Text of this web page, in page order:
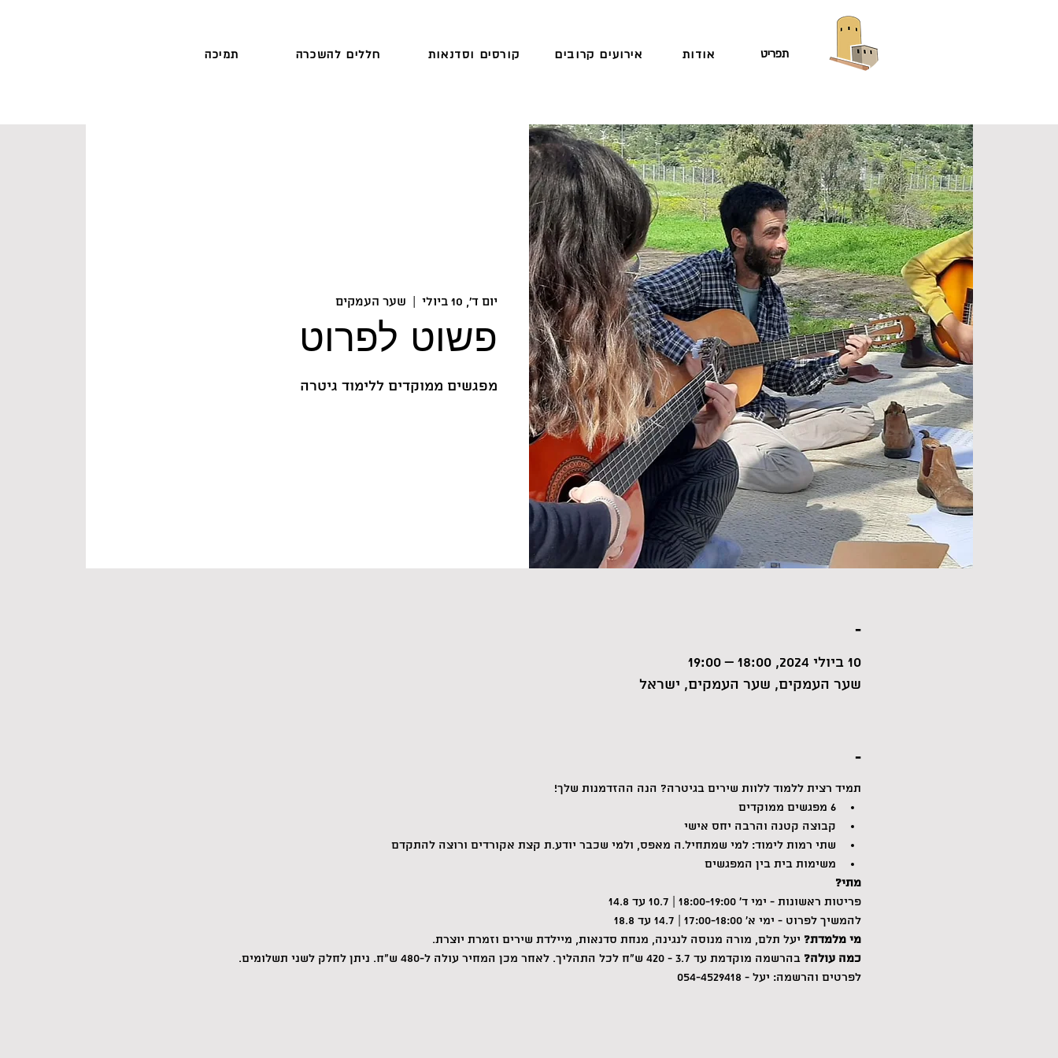
תמיכה חללים להשכרה קורסים וסדנאות אירועים קרובים אודות תפריט
יום ד׳, 10 ביולי שער העמקים
פשוט לפרוט
מפגשים ממוקדים ללימוד גיטרה
-
10 ביולי 2024, 18:00 – 19:00
שער העמקים, שער העמקים, ישראל
-
תמיד רצית ללמוד ללוות שירים בגיטרה? הנה ההזדמנות שלך!
6 מפגשים ממוקדים
קבוצה קטנה והרבה יחס אישי
שתי רמות לימוד: למי שמתחיל.ה מאפס, ולמי שכבר יודע.ת קצת אקורדים ורוצה להתקדם
משימות בית בין המפגשים
מתי?
פריטות ראשונות - ימי ד' 18:00-19:00 | 10.7 עד 14.8
להמשיך לפרוט - ימי א' 17:00-18:00 | 14.7 עד 18.8
מי מלמדת? יעל תלם, מורה מנוסה לנגינה, מנחת סדנאות, מיילדת שירים וזמרת יוצרת.
כמה עולה? בהרשמה מוקדמת עד 3.7 - 420 ש"ח לכל התהליך. לאחר מכן המחיר עולה ל-480 ש"ח. ניתן לחלק לשני תשלומים.
לפרטים והרשמה: יעל - 054-4529418